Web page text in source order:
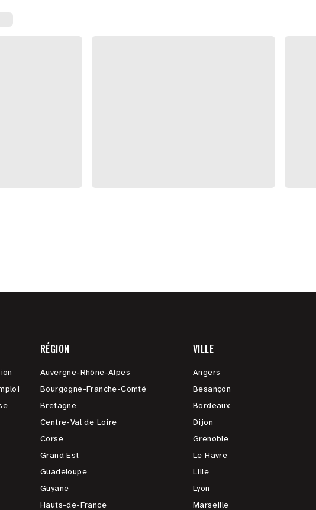
RÉGION
Auvergne-Rhône-Alpes
Bourgogne-Franche-Comté
Bretagne
Centre-Val de Loire
Corse
Grand Est
Guadeloupe
Guyane
Hauts-de-France
VILLE
Angers
Besançon
Bordeaux
Dijon
Grenoble
Le Havre
Lille
Lyon
Marseille